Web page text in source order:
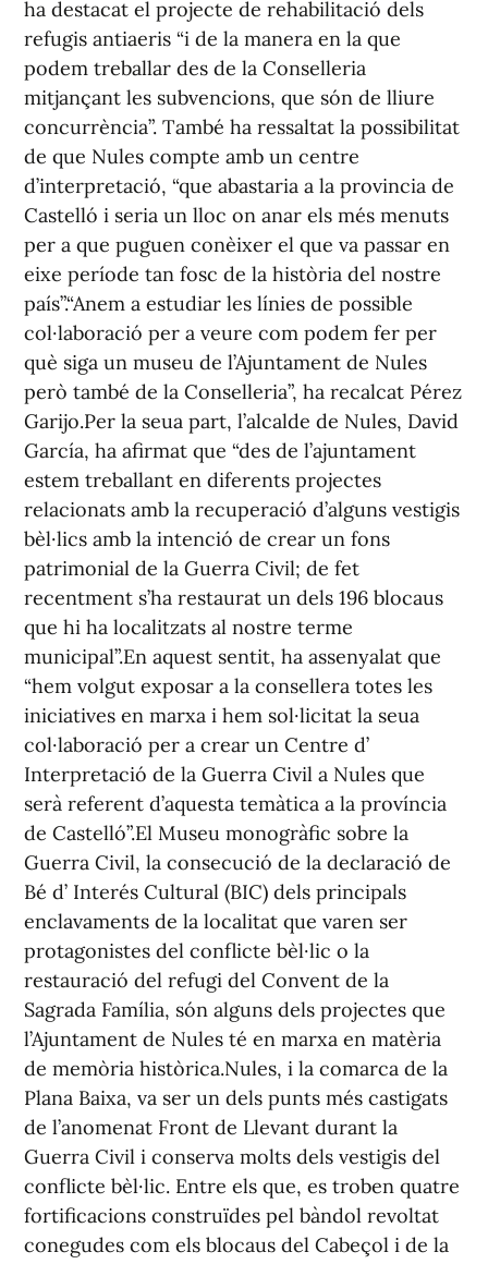
ha destacat el projecte de rehabilitació dels
refugis antiaeris “i de la manera en la que
podem treballar des de la Conselleria
mitjançant les subvencions, que són de lliure
concurrència”. També ha ressaltat la possibilitat
de que Nules compte amb un centre
d’interpretació, “que abastaria a la provincia de
Castelló i seria un lloc on anar els més menuts
per a que puguen conèixer el que va passar en
eixe període tan fosc de la història del nostre
país”.“Anem a estudiar les línies de possible
col·laboració per a veure com podem fer per
què siga un museu de l’Ajuntament de Nules
però també de la Conselleria”, ha recalcat Pérez
Garijo.Per la seua part, l’alcalde de Nules, David
García, ha afirmat que “des de l’ajuntament
estem treballant en diferents projectes
relacionats amb la recuperació d’alguns vestigis
bèl·lics amb la intenció de crear un fons
patrimonial de la Guerra Civil; de fet
recentment s’ha restaurat un dels 196 blocaus
que hi ha localitzats al nostre terme
municipal”.En aquest sentit, ha assenyalat que
“hem volgut exposar a la consellera totes les
iniciatives en marxa i hem sol·licitat la seua
col·laboració per a crear un Centre d’
Interpretació de la Guerra Civil a Nules que
serà referent d’aquesta temàtica a la província
de Castelló”.El Museu monogràfic sobre la
Guerra Civil, la consecució de la declaració de
Bé d’ Interés Cultural (BIC) dels principals
enclavaments de la localitat que varen ser
protagonistes del conflicte bèl·lic o la
restauració del refugi del Convent de la
Sagrada Família, són alguns dels projectes que
l’Ajuntament de Nules té en marxa en matèria
de memòria històrica.Nules, i la comarca de la
Plana Baixa, va ser un dels punts més castigats
de l’anomenat Front de Llevant durant la
Guerra Civil i conserva molts dels vestigis del
conflicte bèl·lic. Entre els que, es troben quatre
fortificacions construïdes pel bàndol revoltat
conegudes com els blocaus del Cabeçol i de la